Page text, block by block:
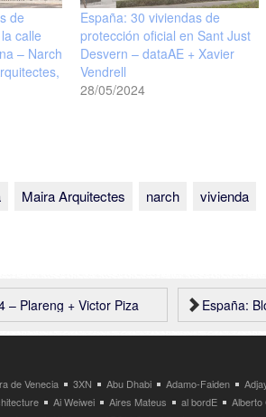
de
calle
– Narch
España: 30 viviendas de
protección oficial en Sant Just
Desvern – dataAE + Xavier
Vendrell
28/05/2024
Maira Arquitectes narch vivienda
España:
– Plareng + Victor Piza
de Venecia 3XN Abu Dhabi Adamo-Faiden
Ai Weiwei Aires Mateus al bordE
Alberto